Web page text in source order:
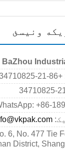
ونیسئ
+86-
6, No. 477 Tie
District,